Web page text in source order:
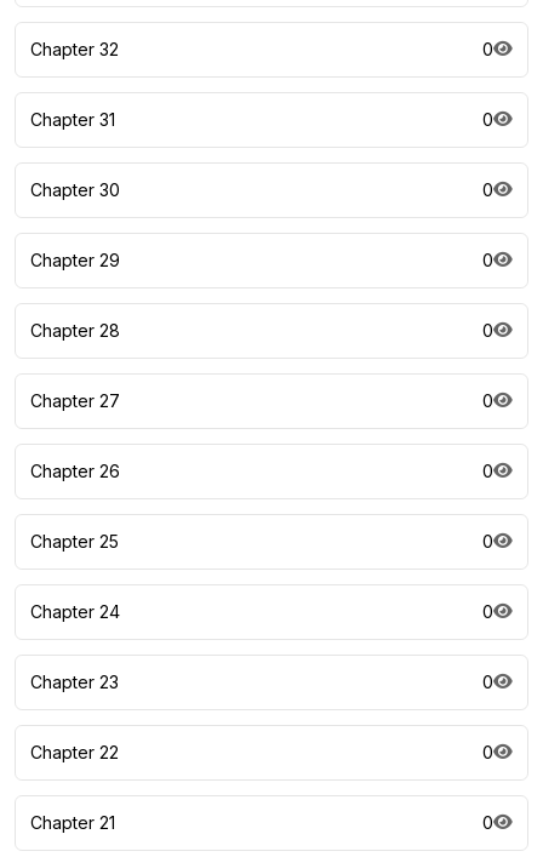
Chapter 32 0
Chapter 31 0
Chapter 30 0
Chapter 29 0
Chapter 28 0
Chapter 27 0
Chapter 26 0
Chapter 25 0
Chapter 24 0
Chapter 23 0
Chapter 22 0
Chapter 21 0